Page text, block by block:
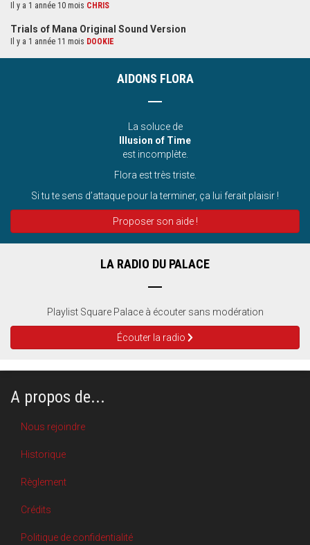
Il y a 1 année 10 mois CHRIS
Trials of Mana Original Sound Version
Il y a 1 année 11 mois DOOKIE
AIDONS FLORA
La soluce de
Illusion of Time
est incomplète.
Flora est très triste.
Si tu te sens d’attaque pour la terminer, ça lui ferait plaisir !
Proposer son aide !
LA RADIO DU PALACE
Playlist Square Palace à écouter sans modération
Écouter la radio
A propos de...
Nous rejoindre
Historique
Règlement
Crédits
Politique de confidentialité